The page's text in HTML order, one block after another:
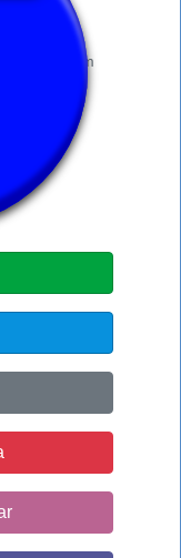
de som
de som
página